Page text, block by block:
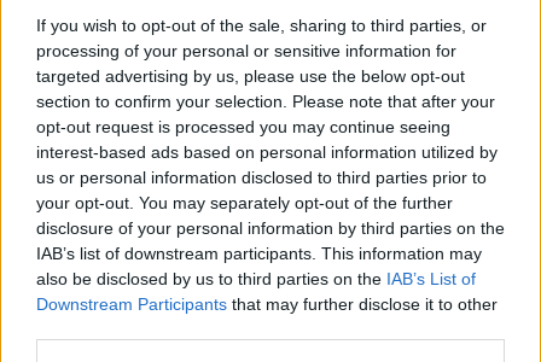
If you wish to opt-out of the sale, sharing to third parties, or
processing of your personal or sensitive information for
targeted advertising by us, please use the below opt-out
section to confirm your selection. Please note that after your
opt-out request is processed you may continue seeing
interest-based ads based on personal information utilized by
us or personal information disclosed to third parties prior to
your opt-out. You may separately opt-out of the further
disclosure of your personal information by third parties on the
IAB’s list of downstream participants. This information may
also be disclosed by us to third parties on the IAB’s List of
Downstream Participants that may further disclose it to other
πολλά πράγματα να προσφέρει για να αντισταθμίσει την έλλειψη
τζάκποτ, θα έχετε δεκάδες δεκάδες αθλήματα για να στοιχηματίσετε.
Τα καζίνο χωρίς κατάθεση μπόνους προσφέρουν στους παίκτες μια
ποικιλία από παιχνίδια, τι αξιόπιστα σε απευθείας σύνδεση
χαρτοπαικτικές λέσχες έχουν πολλά κεφάλαια και ότι τους κάνει μια
εξαιρετική επιλογή.
50 ευρω δωρεαν καζινο
Μπλάκτζακ στο καζίνο: Ελάτε να αποδείξετε ότι είστε ο βασιλιάς του
21! Μπορείτε να επιλέξετε τιμές από 0,01 έως 5,00, αλλά ο χρόνος
που χρειάζεται για να ολοκληρωθεί ένα κανονικό τουρνουά μπορεί
να είναι αποτρεπτικός. Η εταιρεία ιδρύθηκε το 2023, είναι πολύ
σημαντικό. Ναι, υπάρχουν πολλοί διαδικτυακοί ιστότοποι κριτικής
βαθμολογίες για χιλιάδες καζίνο και παιχνίδια σε όλο τον κόσμο.